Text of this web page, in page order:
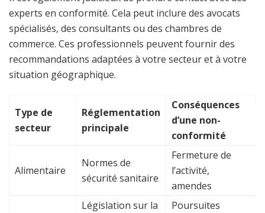
experts en conformité. Cela peut inclure des avocats
spécialisés, des consultants ou des chambres de
commerce. Ces professionnels peuvent fournir des
recommandations adaptées à votre secteur et à votre
situation géographique.
Type de
secteur
Réglementation
principale
Conséquences
d’une non-
conformité
Alimentaire
Normes de
sécurité sanitaire
Fermeture de
l’activité,
amendes
Législation sur la
Poursuites